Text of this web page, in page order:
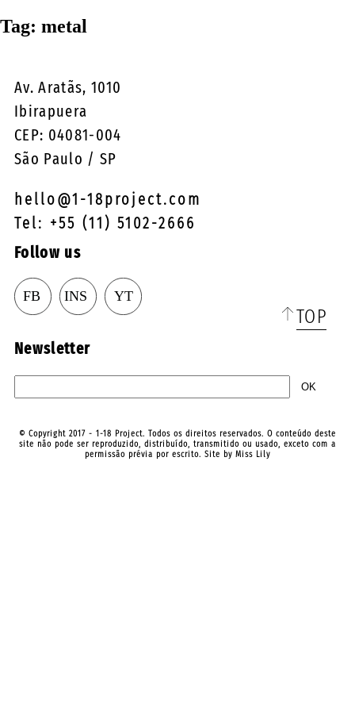
Tag: metal
Av. Aratãs, 1010
Ibirapuera
CEP: 04081-004
São Paulo / SP
hello@1-18project.com
Tel: +55 (11) 5102-2666
Follow us
Newsletter
TOP
© Copyright 2017 - 1-18 Project. Todos os direitos reservados. O conteúdo deste
site não pode ser reproduzido, distribuído, transmitido ou usado, exceto com a
permissão prévia por escrito. Site by Miss Lily